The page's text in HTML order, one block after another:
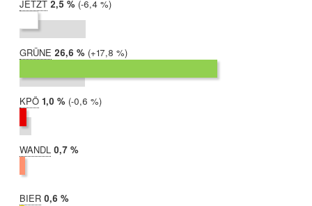
JETZT 2019:
2,5 %
2017:
8,9 %
Differenz:
-6,4 %
GRÜNE 2019:
26,6 %
2017:
8,8 %
Differenz:
+17,8 %
KPÖ 2019:
1,0 %
2017:
1,6 %
Differenz:
-0,6 %
WANDL 2019:
0,7 %
BIER 2019:
0,6 %